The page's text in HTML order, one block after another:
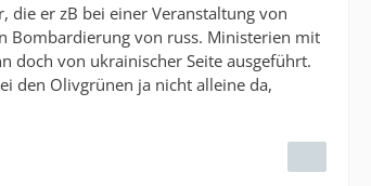
die er zB bei einer Veranstaltung von
Bombardierung von russ. Ministerien mit
doch von ukrainischer Seite ausgeführt.
den Olivgrünen ja nicht alleine da,